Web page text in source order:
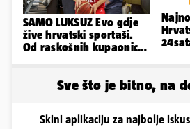
SAMO LUKSUZ Evo gdje
žive hrvatski sportaši.
Od raskošnih kupaonica
Sve što je bitno, na
Skini aplikaciju za najbolje